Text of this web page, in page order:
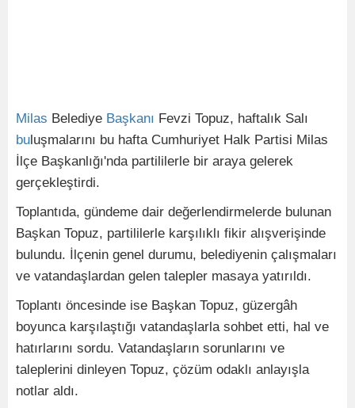
Milas Belediye Başkanı Fevzi Topuz, haftalık Salı
bu luşmalarını bu hafta Cumhuriyet Halk Partisi Milas
İlçe Başkanlığı'nda partililerle bir araya gelerek
gerçekleştirdi.
Toplantıda, gündeme dair değerlendirmelerde bulunan
Başkan Topuz, partililerle karşılıklı fikir alışverişinde
bulundu. İlçenin genel durumu, belediyenin çalışmaları
ve vatandaşlardan gelen talepler masaya yatırıldı.
Toplantı öncesinde ise Başkan Topuz, güzergâh
boyunca karşılaştığı vatandaşlarla sohbet etti, hal ve
hatırlarını sordu. Vatandaşların sorunlarını ve
taleplerini dinleyen Topuz, çözüm odaklı anlayışla
notlar aldı.